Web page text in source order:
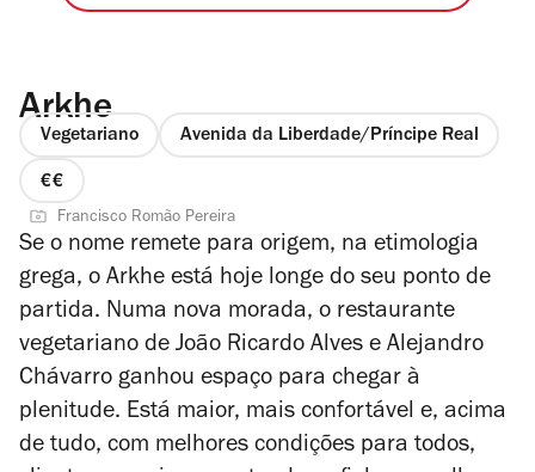
Arkhe
Vegetariano Avenida da Liberdade/Príncipe Real
preço
2
de
4
Francisco Romão Pereira
Se o nome remete para origem, na etimologia
grega, o Arkhe está hoje longe do seu ponto de
partida. Numa nova morada, o restaurante
vegetariano de João Ricardo Alves e Alejandro
Chávarro ganhou espaço para chegar à
plenitude. Está maior, mais confortável e, acima
de tudo, com melhores condições para todos,